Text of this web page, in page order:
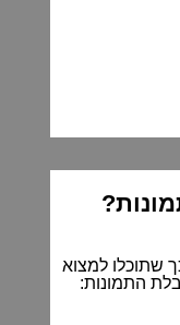
שתוכלו למצוא
התמונות: